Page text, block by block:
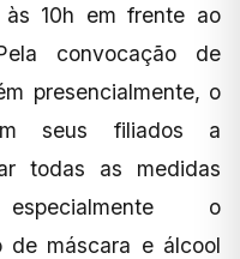
às 10h em frente ao
convocação de
presencialmente, o
seus filiados a
todas as medidas
o
de máscara e álcool